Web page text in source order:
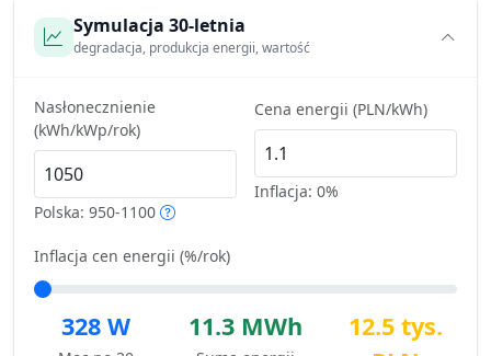
Symulacja 30-letnia
degradacja, produkcja energii, wartość
Nasłonecznienie
(kWh/kWp/rok)
Polska: 950-1100
Cena energii (PLN/kWh)
Inflacja: 0%
Inflacja cen energii (%/rok)
328 W 11.3 MWh
12.5 tys.